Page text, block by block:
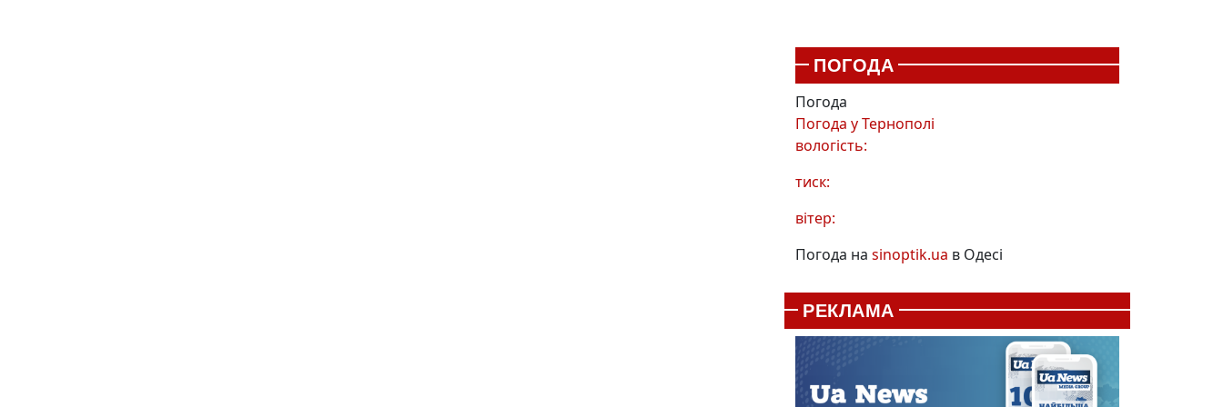
ПОГОДА
Погода
Погода уТернополі
вологість:
тиск:
вітер:
Погода на sinoptik.ua в Одесі
РЕКЛАМА